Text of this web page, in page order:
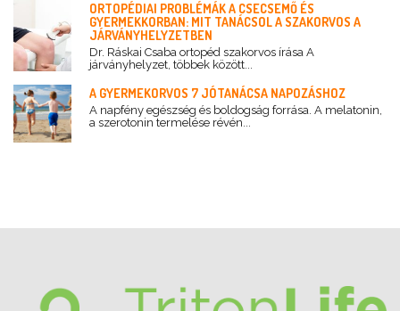
ORTOPÉDIAI PROBLÉMÁK A CSECSEMŐ ÉS
GYERMEKKORBAN: MIT TANÁCSOL A SZAKORVOS A
JÁRVÁNYHELYZETBEN
Dr. Ráskai Csaba ortopéd szakorvos írása A
járványhelyzet, többek között...
A GYERMEKORVOS 7 JÓTANÁCSA NAPOZÁSHOZ
A napfény egészség és boldogság forrása. A melatonin,
a szerotonin termelése révén...